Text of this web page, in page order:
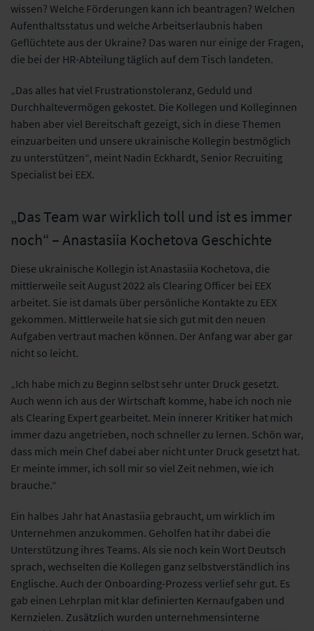
wissen? Welche Förderungen kann ich beantragen? Welchen
Aufenthaltsstatus und welche Arbeitserlaubnis haben
Geflüchtete aus der Ukraine? Das waren nur einige der Fragen,
die bei der HR-Abteilung täglich auf dem Tisch landeten.
„Das alles hat viel Frustrationstoleranz, Geduld und
Durchhaltevermögen gekostet. Die Kollegen und Kolleginnen
haben aber viel Bereitschaft gezeigt, sich in diese Themen
einzuarbeiten und unsere ukrainische Kollegin bestmöglich
zu unterstützen“, meint Nadin Eckhardt, Senior Recruiting
Specialist bei EEX.
„Das Team war wirklich toll und ist es immer
noch“ – Anastasiia Kochetova Geschichte
Diese ukrainische Kollegin ist Anastasiia Kochetova, die
mittlerweile seit August 2022 als Clearing Officer bei EEX
arbeitet. Sie ist damals über persönliche Kontakte zu EEX
gekommen. Mittlerweile hat sie sich gut mit den neuen
Aufgaben vertraut machen können. Der Anfang war aber gar
nicht so leicht.
„Ich habe mich zu Beginn selbst sehr unter Druck gesetzt.
Auch wenn ich aus der Wirtschaft komme, habe ich noch nie
als Clearing Expert gearbeitet. Mein innerer Kritiker hat mich
immer dazu angetrieben, noch schneller zu lernen. Schön war,
dass mich mein Chef dabei aber nicht unter Druck gesetzt hat.
Er meinte immer, ich soll mir so viel Zeit nehmen, wie ich
brauche.“
Ein halbes Jahr hat Anastasiia gebraucht, um wirklich im
Unternehmen anzukommen. Geholfen hat ihr dabei die
Unterstützung ihres Teams. Als sie noch kein Wort Deutsch
sprach, wechselten die Kollegen ganz selbstverständlich ins
Englische. Auch der Onboarding-Prozess verlief sehr gut. Es
gab einen Lehrplan mit klar definierten Kernaufgaben und
Kernzielen. Zusätzlich wurden unternehmensinterne